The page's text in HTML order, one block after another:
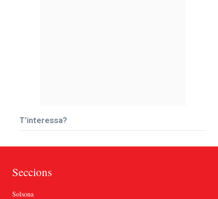
T’interessa?
Seccions
Solsona